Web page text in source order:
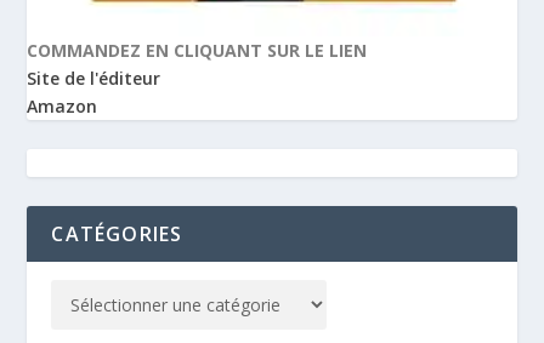
COMMANDEZ EN CLIQUANT SUR LE LIEN
Site de l'éditeur
Amazon
CATÉGORIES